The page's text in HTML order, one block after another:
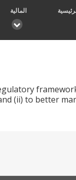
المالية
(ii) to better